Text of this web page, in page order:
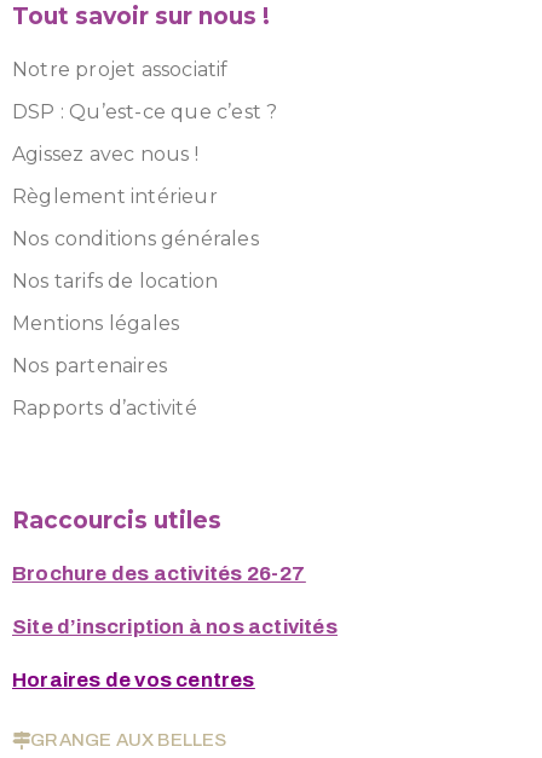
Tout savoir sur nous !
Notre projet associatif
DSP : Qu’est-ce que c’est ?
Agissez avec nous !
Règlement intérieur
Nos conditions générales
Nos tarifs de location
Mentions légales
Nos partenaires
Rapports d’activité
Raccourcis utiles
Brochure des activités 26-27
Site d’inscription à nos activités
Horaires de vos centres
GRANGE AUX BELLES